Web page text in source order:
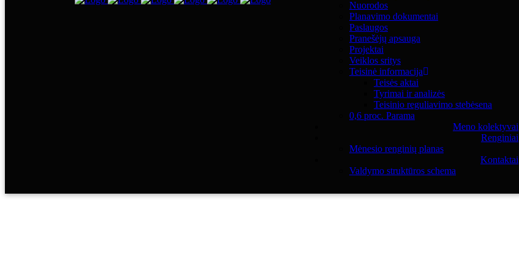
Nuorodos
Planavimo dokumentai
Paslaugos
Pranešėjų apsauga
Projektai
Veiklos sritys
Teisinė informacija
Teisės aktai
Tyrimai ir analizės
Teisinio reguliavimo stebėsena
0,6 proc. Parama
Meno kolektyvai
Renginiai
Mėnesio renginių planas
Kontaktai
Valdymo struktūros schema